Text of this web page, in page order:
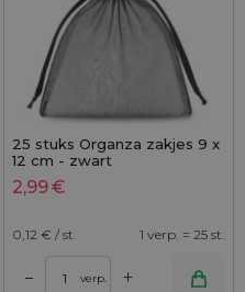
25 stuks Organza zakjes 9 x
12 cm - zwart
2,99€
0,12 € / st. 1 verp. = 25 st.
– verp. +